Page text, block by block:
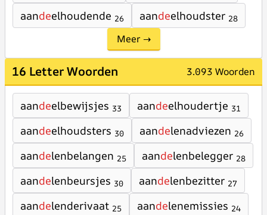
aandeelhoudende 26 aandeelhoudster 28
Meer →
16 Letter Woorden 3.093 Woorden
aandeelbewijsjes 33 aandeelhoudertje 31
aandeelhoudsters 30 aandelenadviezen 26
aandelenbelangen 25 aandelenbelegger 28
aandelenbeursjes 30 aandelenbezitter 27
aandelenderivaat 25 aandelenemissies 24